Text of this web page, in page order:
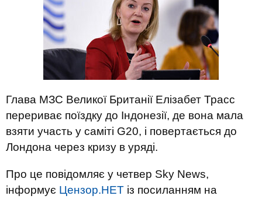
Глава МЗС Великої Британії Елізабет Трасс
перериває поїздку до Індонезії, де вона мала
взяти участь у саміті G20, і повертається до
Лондона через кризу в уряді.
Про це повідомляє у четвер Sky News,
інформує Цензор.НЕТ із посиланням на